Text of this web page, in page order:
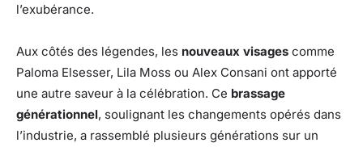
l’exubérance.
Aux côtés des légendes, les nouveaux visages comme
Paloma Elsesser, Lila Moss ou Alex Consani ont apporté
une autre saveur à la célébration. Ce brassage
générationnel, soulignant les changements opérés dans
l’industrie, a rassemblé plusieurs générations sur un